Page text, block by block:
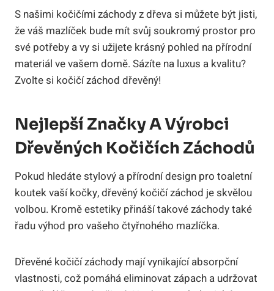
S našimi kočičími záchody z dřeva si můžete být jisti,
že váš mazlíček bude mít svůj soukromý prostor pro
své potřeby a vy si užijete krásný pohled na přírodní
materiál ve vašem domě. Sázíte na luxus a kvalitu?
Zvolte si kočičí záchod dřevěný!
Nejlepší Značky A Výrobci
Dřevěných Kočičích Záchodů
Pokud hledáte stylový a přírodní design pro toaletní
koutek vaší kočky, dřevěný kočičí záchod je skvělou
volbou. Kromě estetiky přináší takové záchody také
řadu výhod pro vašeho čtyřnohého mazlíčka.
Dřevěné kočičí záchody mají vynikající absorpční
vlastnosti, což pomáhá eliminovat zápach a udržovat